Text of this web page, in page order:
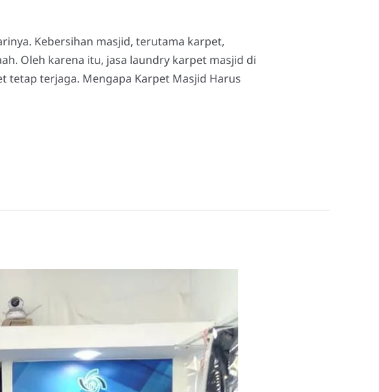
Kebersihan masjid, terutama karpet,
Oleh karena itu, jasa laundry karpet masjid di
tetap terjaga. Mengapa Karpet Masjid Harus